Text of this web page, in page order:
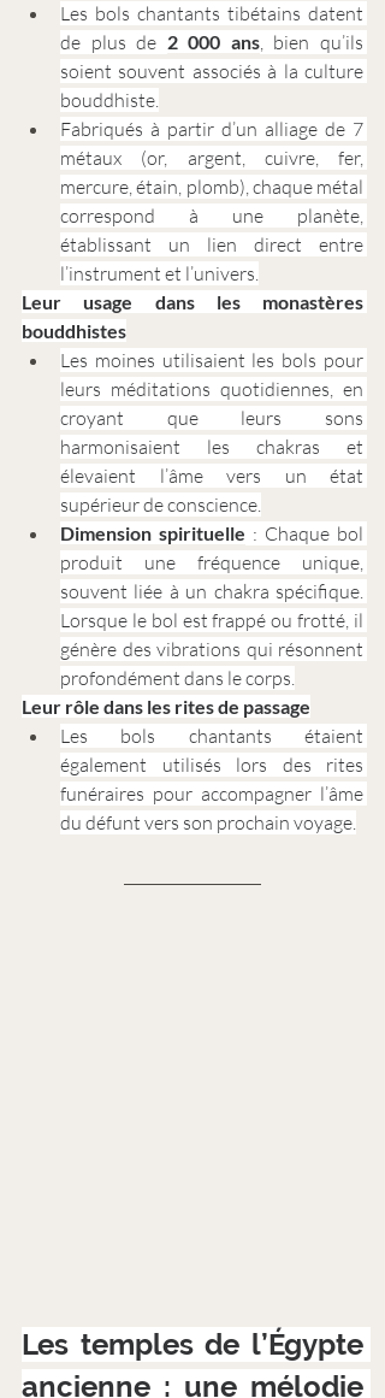
Les bols chantants tibétains datent
de plus de 2 000 ans, bien qu’ils
soient souvent associés à la culture
bouddhiste.
Fabriqués à partir d’un alliage de 7
métaux (or, argent, cuivre, fer,
mercure, étain, plomb), chaque métal
correspond à une planète,
établissant un lien direct entre
l’instrument et l’univers.
Leur usage dans les monastères
bouddhistes
Les moines utilisaient les bols pour
leurs méditations quotidiennes, en
croyant que leurs sons
harmonisaient les chakras et
élevaient l’âme vers un état
supérieur de conscience.
Dimension spirituelle : Chaque bol
produit une fréquence unique,
souvent liée à un chakra spécifique.
Lorsque le bol est frappé ou frotté, il
génère des vibrations qui résonnent
profondément dans le corps.
Leur rôle dans les rites de passage
Les bols chantants étaient
également utilisés lors des rites
funéraires pour accompagner l’âme
du défunt vers son prochain voyage.
Les temples de l’Égypte
ancienne : une mélodie